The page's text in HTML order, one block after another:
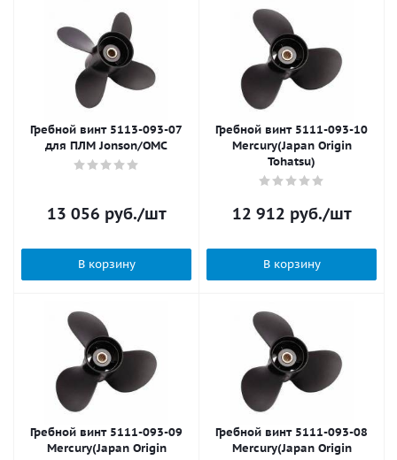
Гребной винт 5113-093-07
для ПЛМ Jonson/OMC
13 056 руб./шт
В корзину
Гребной винт 5111-093-10
Mercury(Japan Origin
Tohatsu)
12 912 руб./шт
В корзину
Гребной винт 5111-093-09
Mercury(Japan Origin
Гребной винт 5111-093-08
Mercury(Japan Origin